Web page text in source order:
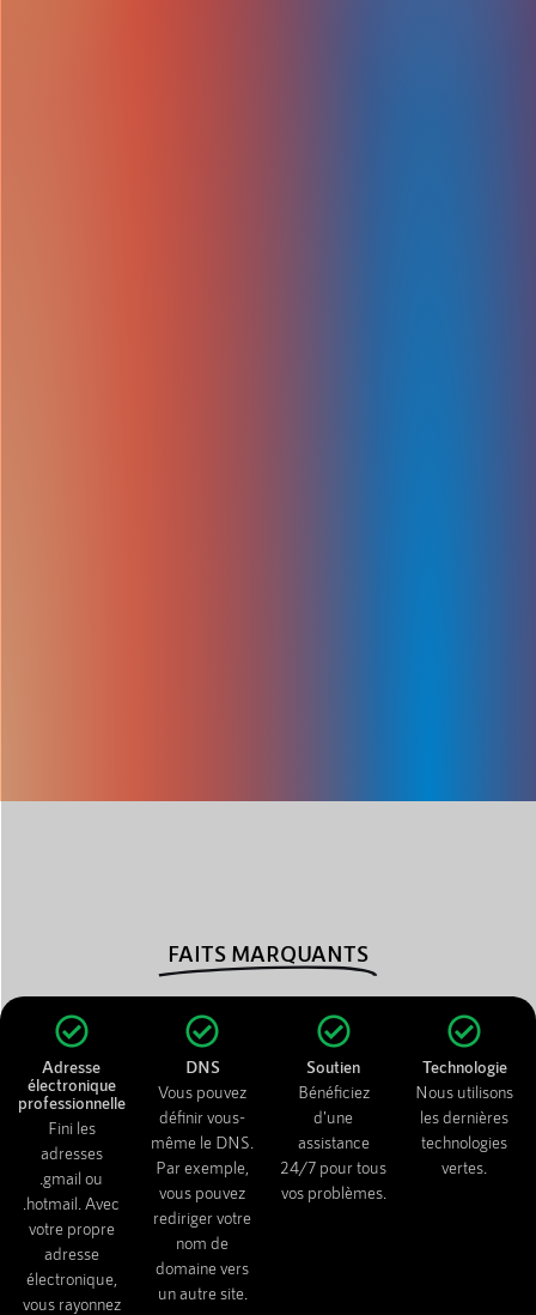
Adresse
électronique
professionnelle
Fini les
adresses
.gmail ou
.hotmail. Avec
votre propre
adresse
électronique,
vous rayonnez
DNS
Vous pouvez
définir vous-
même le DNS.
Par exemple,
vous pouvez
rediriger votre
nom de
domaine vers
un autre site.
Soutien
Bénéficiez
d'une
assistance
24/7 pour tous
vos problèmes.
Technologie
Nous utilisons
les dernières
technologies
vertes.
FAITS MARQUANTS